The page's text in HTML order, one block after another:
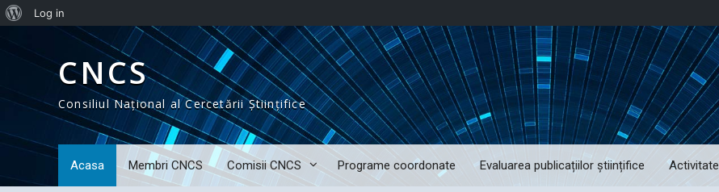
CNCS
Consiliul Național al Cercetării Științifice
Acasa Membri CNCS Comisii CNCS Programe coordonate Evaluarea publicațiilor științifice Activitate
Log in